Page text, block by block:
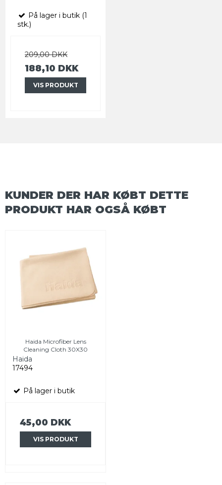
På lager i butik (1
stk.)
209,00 DKK
188,10 DKK
VIS PRODUKT
KUNDER DER HAR KØBT DETTE
PRODUKT HAR OGSÅ KØBT
Haida Microfiber Lens
Cleaning Cloth 30X30
Haida
17494
På lager i butik
45,00 DKK
VIS PRODUKT